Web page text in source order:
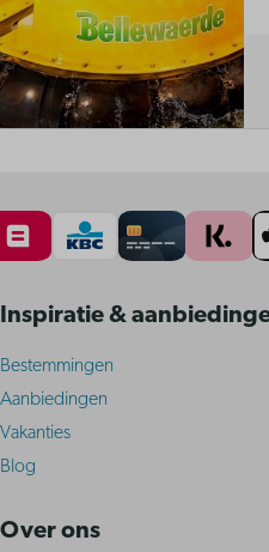
Inspiratie &
Bestemmingen
Aanbiedingen
Vakanties
Blog
Over ons